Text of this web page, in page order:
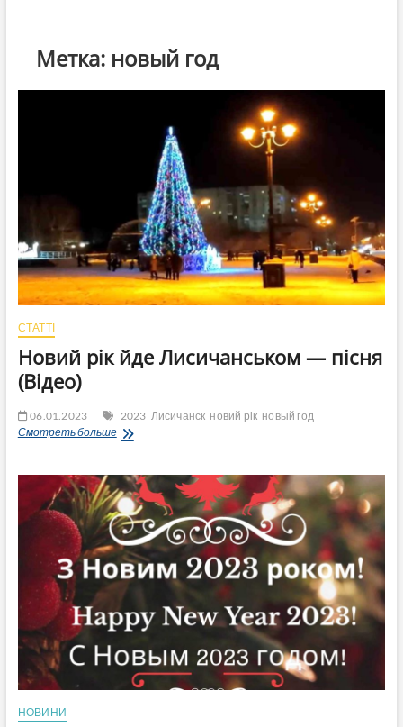
Метка: новый год
СТАТТІ
Новий рік йде Лисичанськом — пісня
(Відео)
06.01.2023 2023 Лисичанск новий рік новый год
Смотреть большеНовий
Лисичанськом
—
пісня
(Відео)
НОВИНИ